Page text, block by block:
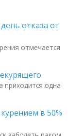
отказа от
отмечается
приходится одна
в 50%